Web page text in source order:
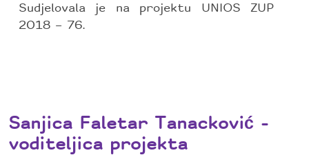
Sudjelovala je na projektu UNIOS ZUP
2018 – 76.
Sanjica Faletar Tanacković -
voditeljica projekta